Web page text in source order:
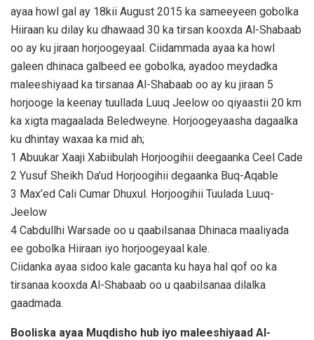
ayaa howl gal ay 18kii August 2015 ka sameeyeen gobolka
Hiiraan ku dilay ku dhawaad 30 ka tirsan kooxda Al-Shabaab
oo ay ku jiraan horjoogeyaal. Ciidammada ayaa ka howl
galeen dhinaca galbeed ee gobolka, ayadoo meydadka
maleeshiyaad ka tirsanaa Al-Shabaab oo ay ku jiraan 5
horjooge la keenay tuullada Luuq Jeelow oo qiyaastii 20 km
ka xigta magaalada Beledweyne. Horjoogeyaasha dagaalka
ku dhintay waxaa ka mid ah;
1 Abuukar Xaaji Xabiibulah Horjoogihii deegaanka Ceel Cade
2 Yusuf Sheikh Da’ud Horjoogihii degaanka Buq-Aqable
3 Max’ed Cali Cumar Dhuxul. Horjoogihii Tuulada Luuq-
Jeelow
4 Cabdullhi Warsade oo u qaabilsanaa Dhinaca maaliyada
ee gobolka Hiiraan iyo horjoogeyaal kale.
Ciidanka ayaa sidoo kale gacanta ku haya hal qof oo ka
tirsanaa kooxda Al-Shabaab oo u qaabilsanaa dilalka
gaadmada.
Booliska ayaa Muqdisho hub iyo maleeshiyaad Al-